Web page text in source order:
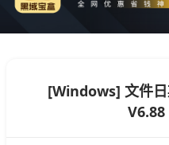
[Windows] 文件
V6.88